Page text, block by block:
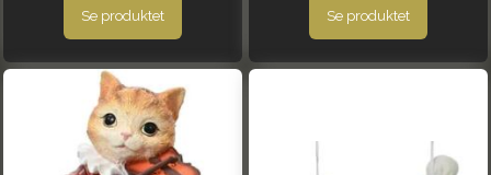
Se produktet Se produktet